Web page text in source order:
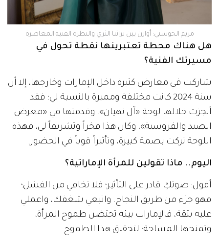
مريم الحوسني: أوازن بين تراثنا الثري والنظرة الفنية المعاصرة
هل هناك محطة تعتبرينها نقطة تحول في
مسيرتك الفنية؟
شاركت في معارض كثيرة داخل الإمارات وخارجها، إلا أن
سنة 2024 كانت مختلفة ومميزة بالنسبة لي؛ فقد
أنجزت خلالها لوحة «آل نهيان»، وقدمتها في «معرض
الصيد والفروسية»، وكان هذا فخراً وتشريفاً لي، فهذه
اللوحة تركت بصمة كبيرة، وتأثيراً قوياً في الحضور.
اليوم.. ماذا تقولين للمرأة الإماراتية؟
أقول: صوتكِ قادر على التأثير؛ فلا تخافي من الفشل؛
فهو جزء من طريق النجاح. واتبعي شغفك، واعملي
عليه بثقة، فالإمارات بيئة تحتضن طموح المرأة،
وتمنحها المساحة؛ لتحقيق هذا الطموح.